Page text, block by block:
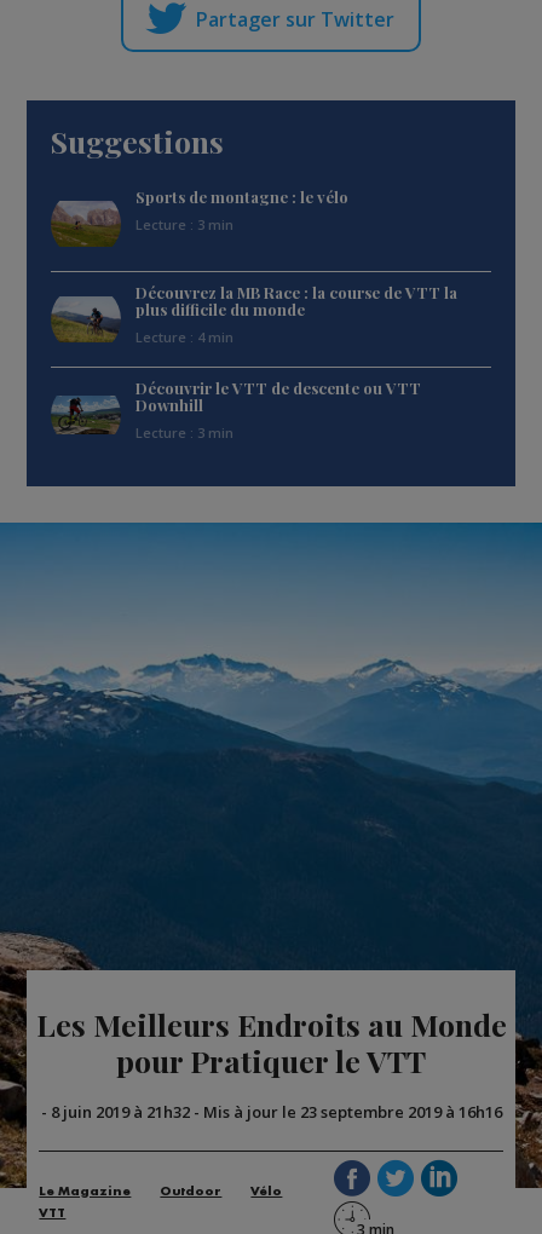
Partager sur Twitter
Suggestions
Sports de montagne : le vélo
Lecture : 3 min
Découvrez la MB Race : la course de VTT la
plus difficile du monde
Lecture : 4 min
Découvrir le VTT de descente ou VTT
Downhill
Lecture : 3 min
Les Meilleurs Endroits au Monde
pour Pratiquer le VTT
- 8 juin 2019 à 21h32- Mis à jour le 23 septembre 2019 à 16h16
Le Magazine Outdoor
Vélo
VTT